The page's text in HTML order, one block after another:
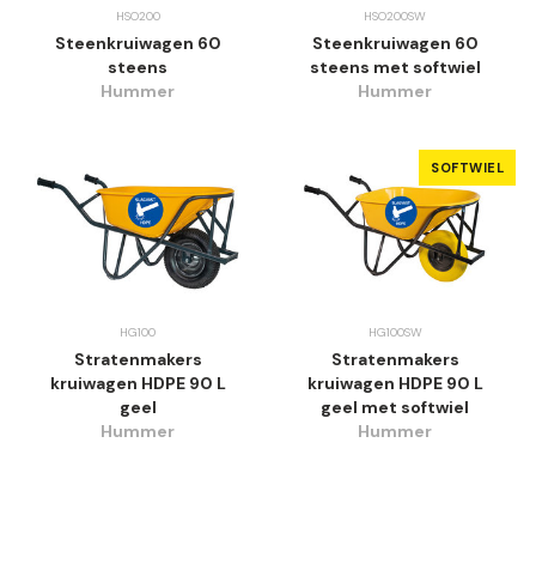
HSO200
Steenkruiwagen 60
steens
Hummer
HSO200SW
Steenkruiwagen 60
steens met softwiel
Hummer
HG100
Stratenmakers
kruiwagen HDPE 90 L
geel
Hummer
SOFTWIEL
HG100SW
Stratenmakers
kruiwagen HDPE 90 L
geel met softwiel
Hummer